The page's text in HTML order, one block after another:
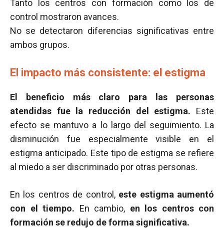
Tanto los centros con formación como los de
control mostraron avances.
No se detectaron diferencias significativas entre
ambos grupos.
El impacto más consistente: el estigma
El beneficio más claro para las personas
atendidas fue la reducción del estigma. Este
efecto se mantuvo a lo largo del seguimiento. La
disminución fue especialmente visible en el
estigma anticipado. Este tipo de estigma se refiere
al miedo a ser discriminado por otras personas.
En los centros de control, este estigma aumentó
con el tiempo. En cambio, en los centros con
formación se redujo de forma significativa.